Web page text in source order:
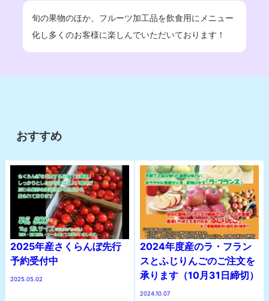
旬の果物のほか、フルーツ加工品を飲食用にメニュー
化し多くのお客様に楽しんでいただいております！
おすすめ
2025年産さくらんぼ先行
予約受付中
2025.05.02
2024年度産のラ・フラン
スとふじりんごのご注文を
承ります（10月31日締切）
2024.10.07